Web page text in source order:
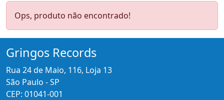
Ops, produto não encontrado!
Gringos Records
Rua 24 de Maio, 116, Loja 13
São Paulo - SP
CEP: 01041-001